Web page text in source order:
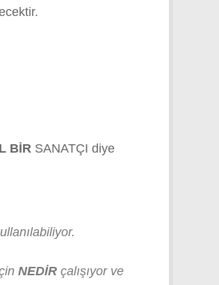
BİR SANATÇI diye
NEDİR çalışıyor ve